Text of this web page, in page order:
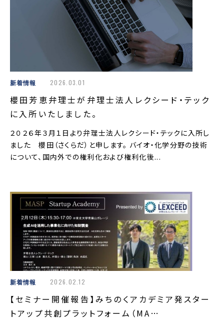
新着情報 2026.03.01
櫻田芳恵弁理士が弁理士法人レクシード・テック
に入所いたしました。
２０２６年３月１日より弁理士法人レクシード・テックに入所し
ました 櫻田（さくらだ）と申します。 バイオ・化学分野の技術
について、国内外での権利化および権利化後...
新着情報 2026.02.12
【セミナー開催報告】みちのくアカデミア発スター
トアップ共創プラットフォーム（MA…